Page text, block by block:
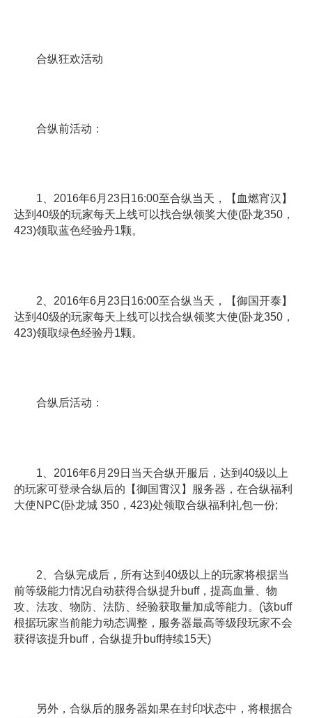
合纵狂欢活动
合纵前活动：
1、2016年6月23日16:00至合纵当天，【血燃宵汉】
达到40级的玩家每天上线可以找合纵领奖大使(卧龙350，
423)领取蓝色经验丹1颗。
2、2016年6月23日16:00至合纵当天，【御国开泰】
达到40级的玩家每天上线可以找合纵领奖大使(卧龙350，
423)领取绿色经验丹1颗。
合纵后活动：
1、2016年6月29日当天合纵开服后，达到40级以上
的玩家可登录合纵后的【御国霄汉】服务器，在合纵福利
大使NPC(卧龙城 350，423)处领取合纵福利礼包一份;
2、合纵完成后，所有达到40级以上的玩家将根据当
前等级能力情况自动获得合纵提升buff，提高血量、物
攻、法攻、物防、法防、经验获取量加成等能力。(该buff
根据玩家当前能力动态调整，服务器最高等级段玩家不会
获得该提升buff，合纵提升buff持续15天)
另外，合纵后的服务器如果在封印状态中，将根据合